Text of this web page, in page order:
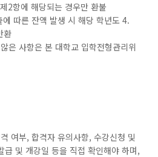
2항에 해당되는 경우만 환불
따른 잔액 발생 시 해당 학년도 4.
환
은 사항은 본 대학교 입학전형관리위
여부, 합격자 유의사항, 수강신청 및
급 및 개강일 등을 직접 확인해야 하며,